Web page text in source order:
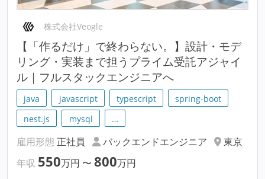
株式会社Veogle
【「作るだけ」で終わらない。】設計・モデ
リング・実装まで担うプライム受託アジャイ
ル｜フルスタックエンジニアへ
java javascript typescript
spring-boot
nest.js
mysql …
雇用形態 正社員 バックエンドエンジニア
東京
年収 550万円 〜 800万円